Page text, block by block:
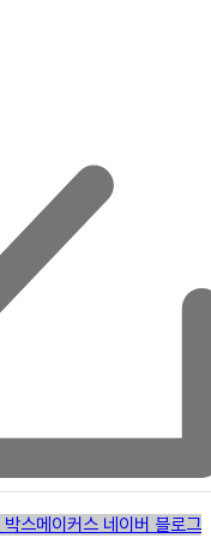
박스메이커스 네이버 블로그